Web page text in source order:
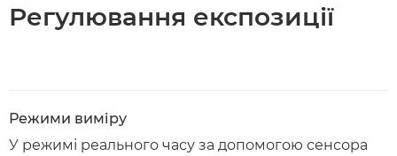
Регулювання експозиції
Режими виміру
У режимі реального часу за допомогою сенсора